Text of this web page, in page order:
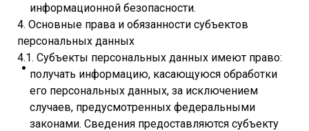
информационной безопасности.
4. Основные права и обязанности субъектов
персональных данных
4.1. Субъекты персональных данных имеют право:
получать информацию, касающуюся обработки
его персональных данных, за исключением
случаев, предусмотренных федеральными
законами. Сведения предоставляются субъекту